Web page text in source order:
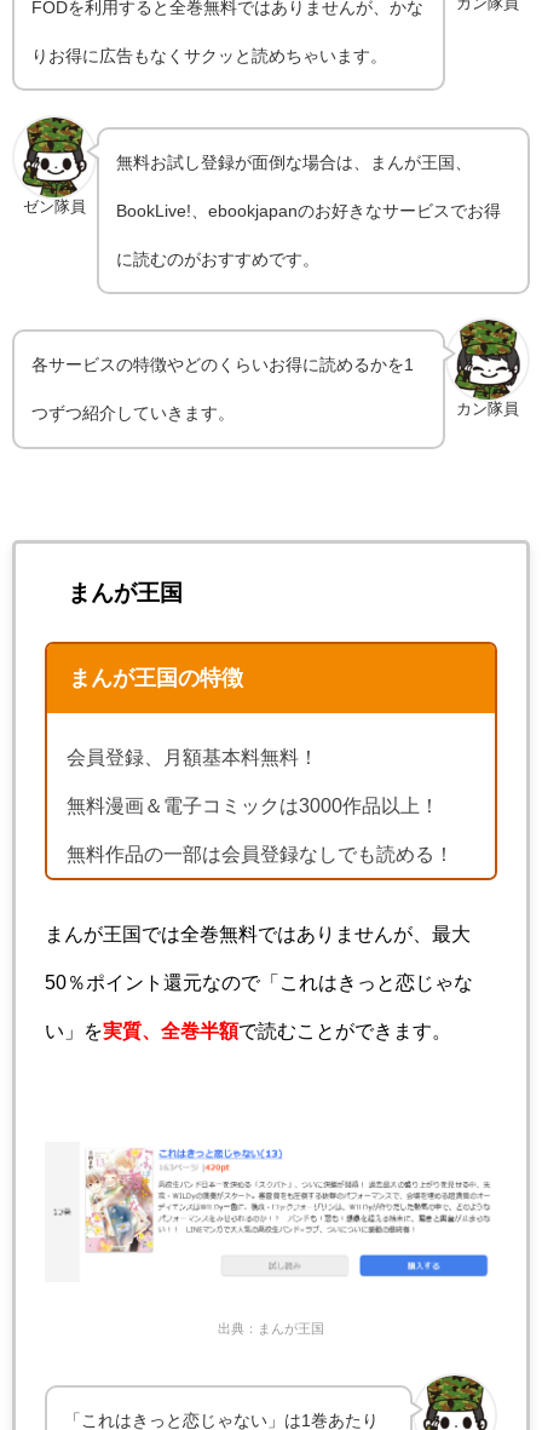
FODを利用すると全巻無料ではありませんが、かな
りお得に広告もなくサクッと読めちゃいます。
ゼン隊員
無料お試し登録が面倒な場合は、まんが王国、
BookLive!、ebookjapanのお好きなサービスでお得
に読むのがおすすめです。
カン隊員
各サービスの特徴やどのくらいお得に読めるかを1
つずつ紹介していきます。
まんが王国
まんが王国の特徴
会員登録、月額基本料無料！
無料漫画＆電子コミックは3000作品以上！
無料作品の一部は会員登録なしでも読める！
まんが王国では全巻無料ではありませんが、最大
50％ポイント還元なので「これはきっと恋じゃな
い」を実質、全巻半額で読むことができます。
出典：まんが王国
「これはきっと恋じゃない」は1巻あたり